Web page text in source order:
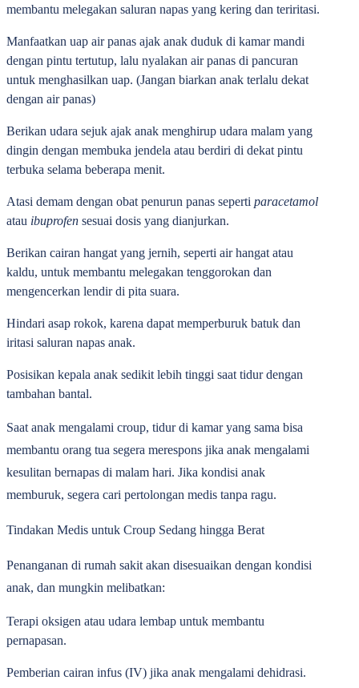
membantu melegakan saluran napas yang kering dan teriritasi.
Manfaatkan uap air panas ajak anak duduk di kamar mandi
dengan pintu tertutup, lalu nyalakan air panas di pancuran
untuk menghasilkan uap. (Jangan biarkan anak terlalu dekat
dengan air panas)
Berikan udara sejuk ajak anak menghirup udara malam yang
dingin dengan membuka jendela atau berdiri di dekat pintu
terbuka selama beberapa menit.
Atasi demam dengan obat penurun panas seperti paracetamol
atau ibuprofen sesuai dosis yang dianjurkan.
Berikan cairan hangat yang jernih, seperti air hangat atau
kaldu, untuk membantu melegakan tenggorokan dan
mengencerkan lendir di pita suara.
Hindari asap rokok, karena dapat memperburuk batuk dan
iritasi saluran napas anak.
Posisikan kepala anak sedikit lebih tinggi saat tidurdengan
tambahan bantal.
Saat anak mengalami croup, tidur di kamar yang sama bisa
membantu orang tua segera merespons jika anak mengalami
kesulitan bernapas di malam hari. Jika kondisi anak
memburuk, segera cari pertolongan medis tanpa ragu.
Tindakan Medis untuk Croup Sedang hingga Berat
Penanganan di rumah sakit akan disesuaikan dengan kondisi
anak, dan mungkin melibatkan:
Terapi oksigen atau udara lembap untuk membantu
pernapasan.
Pemberian cairan infus (IV) jika anak mengalami dehidrasi.